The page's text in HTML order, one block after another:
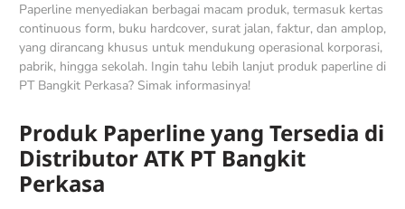
Paperline menyediakan berbagai macam produk, termasuk kertas
continuous form, buku hardcover, surat jalan, faktur, dan amplop,
yang dirancang khusus untuk mendukung operasional korporasi,
pabrik, hingga sekolah. Ingin tahu lebih lanjut produk paperline di
PT Bangkit Perkasa? Simak informasinya!
Produk Paperline yang Tersedia di
Distributor ATK PT Bangkit
Perkasa